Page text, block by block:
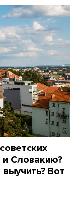
и Словакию?
Вот